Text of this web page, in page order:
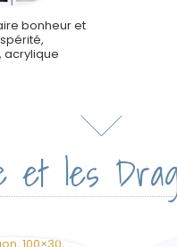
bonheur et
acrylique
et les